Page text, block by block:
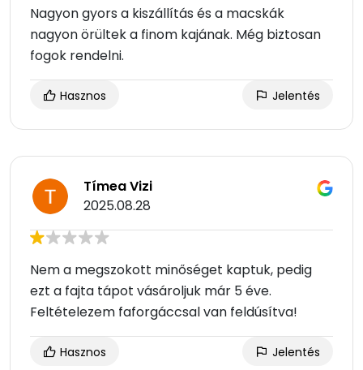
Nagyon gyors a kiszállítás és a macskák
nagyon örültek a finom kajának. Még biztosan
fogok rendelni.
Hasznos Jelentés
Tímea Vizi
2025.08.28
Nem a megszokott minőséget kaptuk, pedig
ezt a fajta tápot vásároljuk már 5 éve.
Feltételezem faforgáccsal van feldúsítva!
Hasznos Jelentés